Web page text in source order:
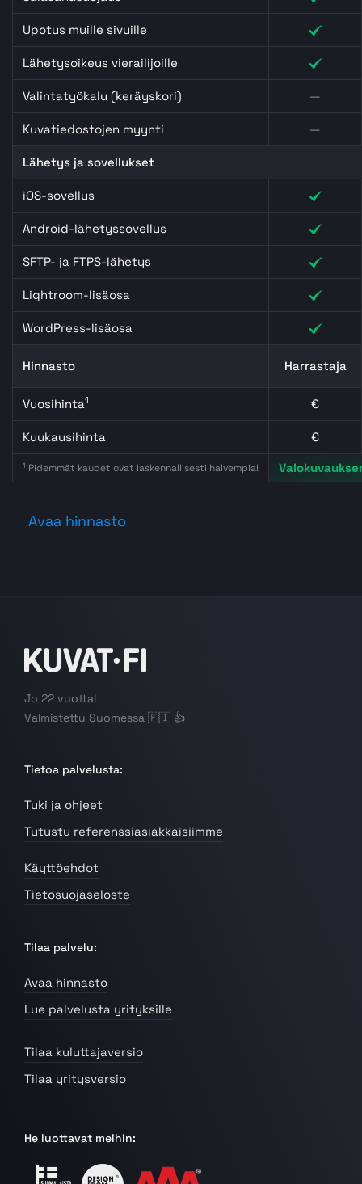
Upotus muille sivuille
Lähetysoikeus vierailijoille
Valintatyökalu (keräyskori) —
Kuvatiedostojen myynti —
Lähetys ja sovellukset
iOS-sovellus
Android-lähetyssovellus
SFTP- ja FTPS-lähetys
Lightroom-lisäosa
WordPress-lisäosa
Hinnasto Harrastaja
Vuosihinta1 €
Kuukausihinta €
1 Pidemmät kaudet ovat laskennallisesti halvempia!
Avaa hinnasto
Jo 22 vuotta!
Valmistettu Suomessa 🇫🇮 👍
Tietoa palvelusta:
Tuki ja ohjeet
Tutustu referenssiasiakkaisiimme
Käyttöehdot
Tietosuojaseloste
Tilaa palvelu:
Avaa hinnasto
Lue palvelusta yrityksille
Tilaa kuluttajaversio
Tilaa yritysversio
He luottavat meihin: